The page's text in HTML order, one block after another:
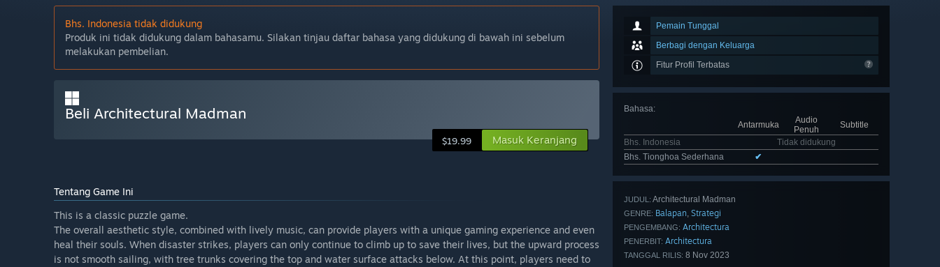
Pemain Tunggal
Berbagi dengan Keluarga
Fitur Profil Terbatas
Bahasa:
Antarmuka
Audio
Penuh
Subtitle
Bhs. Indonesia
Tidak didukung
Bhs. Tionghoa Sederhana
✔
JUDUL: Architectural Madman
GENRE: Balapan, Strategi
PENGEMBANG: Architectura
PENERBIT: Architectura
TANGGAL RILIS: 8 Nov 2023
Bhs. Indonesia tidak didukung
Produk ini tidak didukung dalam bahasamu. Silakan tinjau daftar bahasa yang didukung di bawah ini sebelum
melakukan pembelian.
Beli Architectural Madman
$19.99 Masuk Keranjang
Tentang Game Ini
This is a classic puzzle game.
The overall aesthetic style, combined with lively music, can provide players with a unique gaming experience and even
heal their souls. When disaster strikes, players can only continue to climb up to save their lives, but the upward process
is not smooth sailing, with tree trunks covering the top and water surface attacks below. At this point, players need to